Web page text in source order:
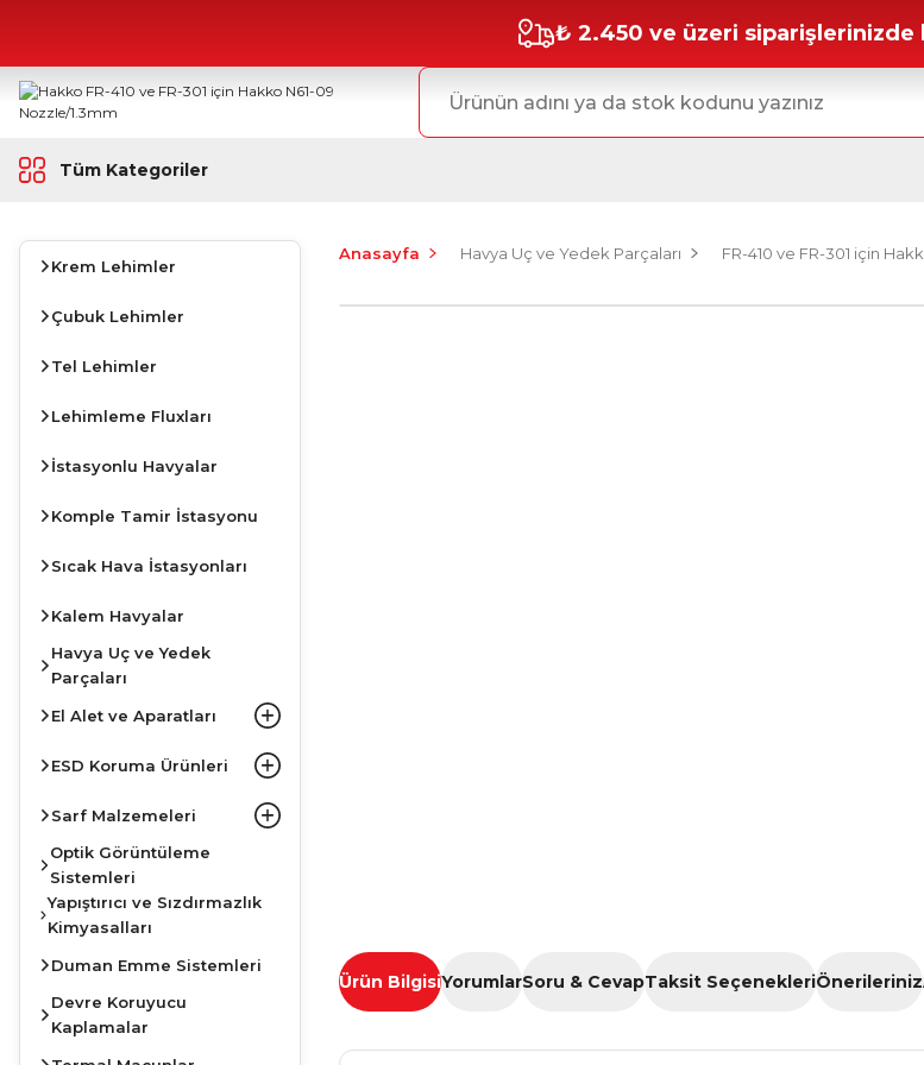
₺ 2.450 ve üzeri siparişlerinizde
Tüm Kategoriler
Krem Lehimler
Çubuk Lehimler
Tel Lehimler
Lehimleme Fluxları
İstasyonlu Havyalar
Komple Tamir İstasyonu
Sıcak Hava İstasyonları
Kalem Havyalar
Havya Uç ve Yedek
Parçaları
El Alet ve Aparatları
ESD Koruma Ürünleri
Sarf Malzemeleri
Optik Görüntüleme
Sistemleri
Yapıştırıcı ve Sızdırmazlık
Kimyasalları
Duman Emme Sistemleri
Devre Koruyucu
Kaplamalar
Anasayfa Havya Uç ve Yedek Parçaları FR-410 ve FR-301 için
Ürün BilgisiYorumlarSoru & CevapTaksit SeçenekleriÖnerileriniz